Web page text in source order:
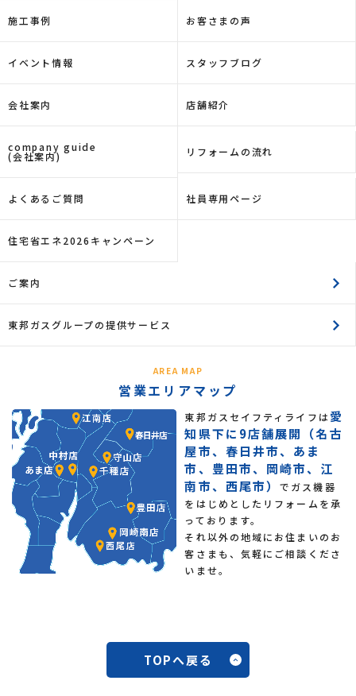
施工事例 お客さまの声
イベント情報 スタッフブログ
会社案内 店舗紹介
company guide
(会社案内) リフォームの流れ
よくあるご質問 社員専用ページ
住宅省エネ2026キャンペーン
ご案内
東邦ガスグループの提供サービス
AREA MAP
営業エリアマップ
東邦ガスセイフティライフは愛
知県下に9店舗展開（名古
屋市、春日井市、あま
市、豊田市、岡崎市、江
南市、西尾市）でガス機器
をはじめとしたリフォームを承
っております。
それ以外の地域にお住まいのお
客さまも、気軽にご相談くださ
いませ。
TOPへ戻る